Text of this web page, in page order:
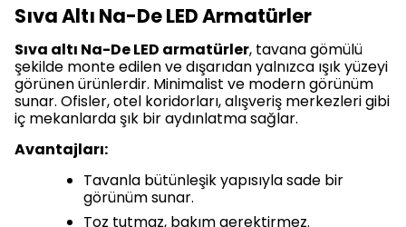
Sıva Altı Na-De LED Armatürler
Sıva altı Na-De LED armatürler, tavana gömülü
şekilde monte edilen ve dışarıdan yalnızca ışık yüzeyi
görünen ürünlerdir. Minimalist ve modern görünüm
sunar. Ofisler, otel koridorları, alışveriş merkezleri gibi
iç mekanlarda şık bir aydınlatma sağlar.
Avantajları:
Tavanla bütünleşik yapısıyla sade bir
görünüm sunar.
Toz tutmaz, bakım gerektirmez.